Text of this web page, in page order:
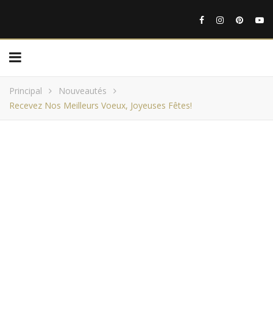
Principal
Nouveautés
Recevez Nos Meilleurs Voeux, Joyeuses Fêtes!